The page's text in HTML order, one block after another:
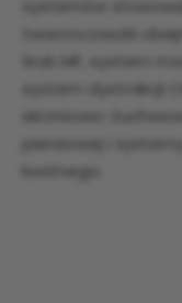
piersiowej i